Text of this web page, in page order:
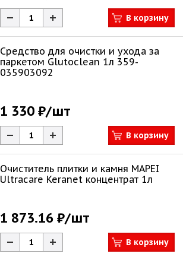
В корзину
Средство для очистки и ухода за
паркетом Glutoclean 1л 359-
035903092
1 330 ₽/шт
В корзину
Очиститель плитки и камня MAPEI
Ultracare Keranet концентрат 1л
1 873.16 ₽/шт
В корзину